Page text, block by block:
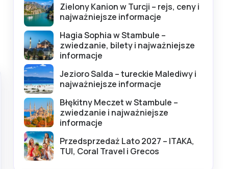
Zielony Kanion w Turcji – rejs, ceny i
najważniejsze informacje
Hagia Sophia w Stambule –
zwiedzanie, bilety i najważniejsze
informacje
Jezioro Salda – tureckie Malediwy i
najważniejsze informacje
Błękitny Meczet w Stambule –
zwiedzanie i najważniejsze
informacje
Przedsprzedaż Lato 2027 – ITAKA,
TUI, Coral Travel i Grecos